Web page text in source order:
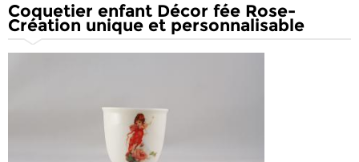
Coquetier enfant Décor fée Rose-
Création unique et personnalisable